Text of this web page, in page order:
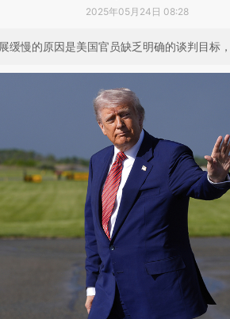
2025年05月24日 08:28
缓慢的原因是美国官员缺乏明确的谈判目标